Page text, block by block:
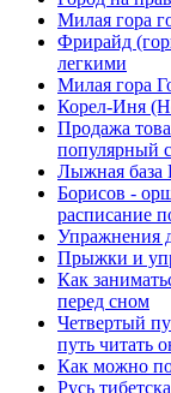
Милая гора
Фрирайд
легкими
Милая гора
Корел-Иня
Продажа
популярный
Лыжная база
Борисов -
расписание
Упражнения
Прыжки и
Как
перед сном
Четвертый
путь читать
Как можно
Русь